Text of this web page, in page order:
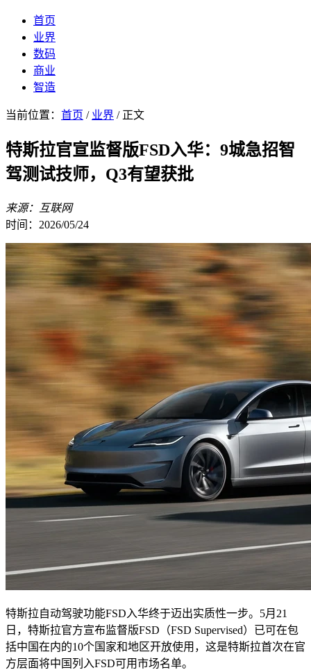
首页
业界
数码
商业
智造
当前位置： 首页 / 业界 / 正文
特斯拉官宣监督版FSD入华：9城急招智
驾测试技师，Q3有望获批
来源：互联网
时间：2026/05/24
特斯拉自动驾驶功能FSD入华终于迈出实质性一步。5月21
日，特斯拉官方宣布监督版FSD（FSD Supervised）已可在包
括中国在内的10个国家和地区开放使用，这是特斯拉首次在官
方层面将中国列入FSD可用市场名单。